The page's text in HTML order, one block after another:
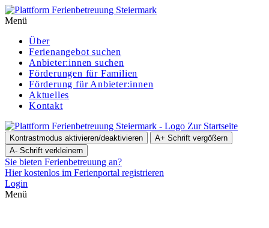
Menü
Über
Ferienangebot suchen
Anbieter:innen suchen
För­de­run­gen für Familien
Förderung für Anbieter:innen
Aktuelles
Kontakt
Zur Startseite
Kontrastmodus aktivieren/deaktivieren A+ Schrift vergößern
A- Schrift verkleinern
Sie bieten Ferienbetreuung an?
Hier kostenlos im Ferienportal registrieren
Login
Menü